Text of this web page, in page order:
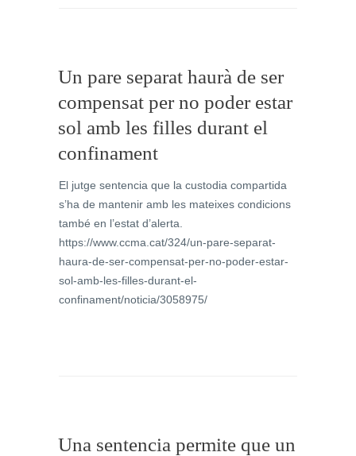
Un pare separat haurà de ser
compensat per no poder estar
sol amb les filles durant el
confinament
El jutge sentencia que la custodia compartida
s’ha de mantenir amb les mateixes condicions
també en l’estat d’alerta.
https://www.ccma.cat/324/un-pare-separat-
haura-de-ser-compensat-per-no-poder-estar-
sol-amb-les-filles-durant-el-
confinament/noticia/3058975/
Una sentencia permite que un